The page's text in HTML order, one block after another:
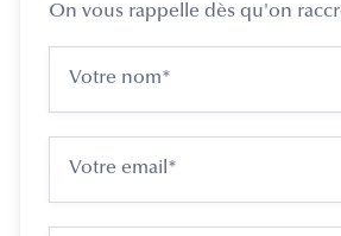
On vous rappelle dès qu'on